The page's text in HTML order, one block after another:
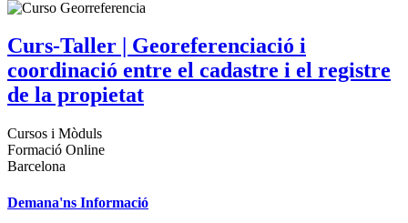
Curs-Taller | Georeferenciació i
coordinació entre el cadastre i el registre
de la propietat
Cursos i Mòduls
Formació Online
Barcelona
Demana'ns Informació